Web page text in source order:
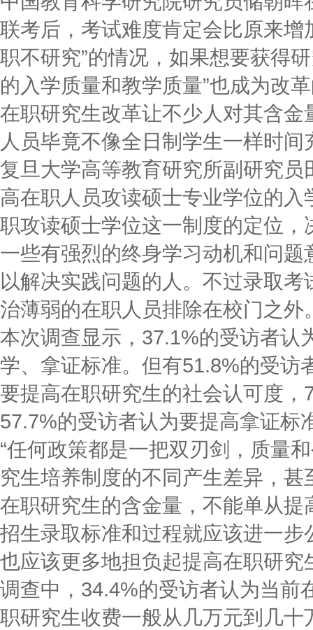
联考后，考试难度肯定会比原来
职不研究”的情况，如果想要获得
的入学质量和教学质量”也成为改
在职研究生改革让不少人对其含
人员毕竟不像全日制学生一样时
复旦大学高等教育研究所副研究
高在职人员攻读硕士专业学位的
职攻读硕士学位这一制度的定位
一些有强烈的终身学习动机和问
以解决实践问题的人。不过录取
治薄弱的在职人员排除在校门之外
本次调查显示，37.1%的受访者认
学、拿证标准。但有51.8%的受访
要提高在职研究生的社会认可度
57.7%的受访者认为要提高拿证标
“任何政策都是一把双刃剑，质量
究生培养制度的不同产生差异，
在职研究生的含金量，不能单从
招生录取标准和过程就应该进一
也应该更多地担负起提高在职研究
调查中，34.4%的受访者认为当前
职研究生收费一般从几万元到几